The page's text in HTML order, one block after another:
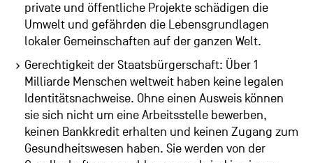
private und öffentliche Projekte schädigen die
Umwelt und gefährden die Lebensgrundlagen
lokaler Gemeinschaften auf der ganzen Welt.
Gerechtigkeit der Staatsbürgerschaft: Über 1
Milliarde Menschen weltweit haben keine legalen
Identitätsnachweise. Ohne einen Ausweis können
sie sich nicht um eine Arbeitsstelle bewerben,
keinen Bankkredit erhalten und keinen Zugang zum
Gesundheitswesen haben. Sie werden von der